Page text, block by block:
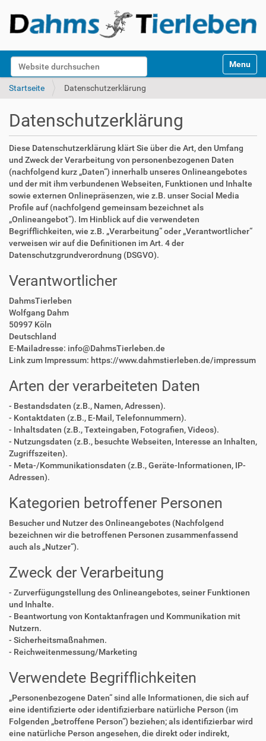
Website durchsuchen
k
Toggle
Startseite Datenschutzerklärung
Datenschutzerklärung
Diese Datenschutzerklärung klärt Sie über die Art, den Umfang
und Zweck der Verarbeitung von personenbezogenen Daten
(nachfolgend kurz „Daten“) innerhalb unseres Onlineangebotes
und der mit ihm verbundenen Webseiten, Funktionen und Inhalte
sowie externen Onlinepräsenzen, wie z.B. unser Social Media
Profile auf (nachfolgend gemeinsam bezeichnet als
„Onlineangebot“). Im Hinblick auf die verwendeten
Begrifflichkeiten, wie z.B. „Verarbeitung“ oder „Verantwortlicher“
verweisen wir auf die Definitionen im Art. 4 der
Datenschutzgrundverordnung (DSGVO).
Verantwortlicher
DahmsTierleben
Wolfgang Dahm
50997 Köln
Deutschland
E-Mailadresse: info@DahmsTierleben.de
Link zum Impressum: https://www.dahmstierleben.de/impressum
Arten der verarbeiteten Daten
- Bestandsdaten (z.B., Namen, Adressen).
- Kontaktdaten (z.B., E-Mail, Telefonnummern).
- Inhaltsdaten (z.B., Texteingaben, Fotografien, Videos).
- Nutzungsdaten (z.B., besuchte Webseiten, Interesse an Inhalten,
Zugriffszeiten).
- Meta-/Kommunikationsdaten (z.B., Geräte-Informationen, IP-
Adressen).
Kategorien betroffener Personen
Besucher und Nutzer des Onlineangebotes (Nachfolgend
bezeichnen wir die betroffenen Personen zusammenfassend
auch als „Nutzer“).
Zweck der Verarbeitung
- Zurverfügungstellung des Onlineangebotes, seiner Funktionen
und Inhalte.
- Beantwortung von Kontaktanfragen und Kommunikation mit
Nutzern.
- Sicherheitsmaßnahmen.
- Reichweitenmessung/Marketing
Verwendete Begrifflichkeiten
„Personenbezogene Daten“ sind alle Informationen, die sich auf
eine identifizierte oder identifizierbare natürliche Person (im
Folgenden „betroffene Person“) beziehen; als identifizierbar wird
eine natürliche Person angesehen, die direkt oder indirekt,